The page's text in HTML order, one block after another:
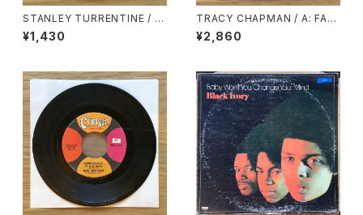
STANLEY TURRENTINE / A:
EVIL WAYS / B: LOVE HANG
OVER
¥1,430
TRACY CHAPMAN / A: FAS
T CAR / B: FOR YOU
¥2,860